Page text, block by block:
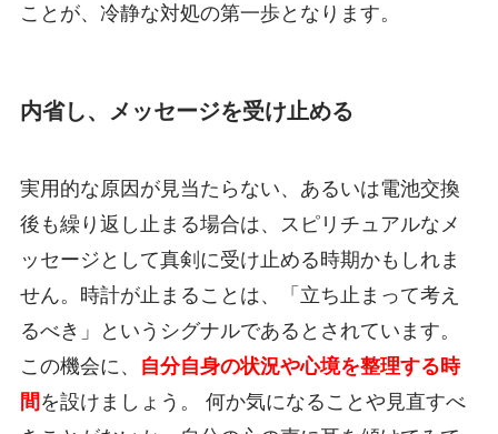
ことが、冷静な対処の第一歩となります。
内省し、メッセージを受け止める
実用的な原因が見当たらない、あるいは電池交換
後も繰り返し止まる場合は、スピリチュアルなメ
ッセージとして真剣に受け止める時期かもしれま
せん。時計が止まることは、「立ち止まって考え
るべき」というシグナルであるとされています。
この機会に、
自分自身の状況や心境を整理する時
間 を設けましょう。 何か気になることや見直すべ